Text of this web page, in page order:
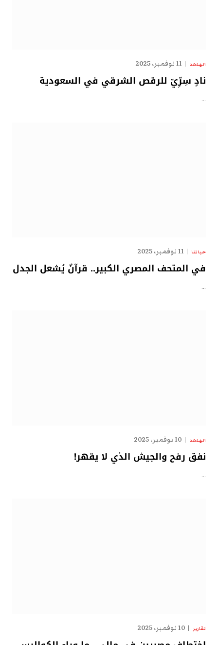
الهدهد 11 نوفمبر، 2025
نادٍ سِرِّيّ للرقص الشرقي في السعودية
…
حياتنا 11 نوفمبر، 2025
في المتحف المصري الكبير.. قرآنٌ يُشعل الجدل
…
الهدهد 10 نوفمبر، 2025
نفق رفح والجيش الذي لا يقهر!
…
تقارير 10 نوفمبر، 2025